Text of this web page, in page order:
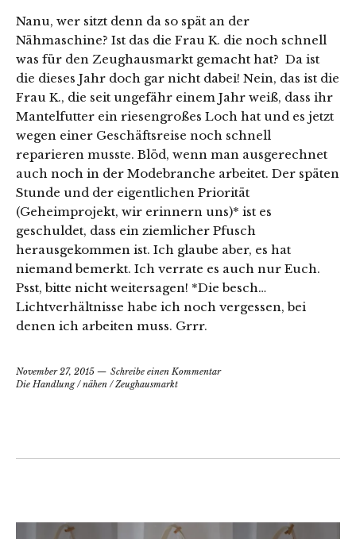
Nanu, wer sitzt denn da so spät an der
Nähmaschine? Ist das die Frau K. die noch schnell
was für den Zeughausmarkt gemacht hat? Da ist
die dieses Jahr doch gar nicht dabei! Nein, das ist die
Frau K., die seit ungefähr einem Jahr weiß, dass ihr
Mantelfutter ein riesengroßes Loch hat und es jetzt
wegen einer Geschäftsreise noch schnell
reparieren musste. Blöd, wenn man ausgerechnet
auch noch in der Modebranche arbeitet. Der späten
Stunde und der eigentlichen Priorität
(Geheimprojekt, wir erinnern uns)* ist es
geschuldet, dass ein ziemlicher Pfusch
herausgekommen ist. Ich glaube aber, es hat
niemand bemerkt. Ich verrate es auch nur Euch.
Psst, bitte nicht weitersagen! *Die besch…
Lichtverhältnisse habe ich noch vergessen, bei
denen ich arbeiten muss. Grrr.
November 27, 2015
Schreibe einen Kommentar
Die Handlung/nähen /Zeughausmarkt